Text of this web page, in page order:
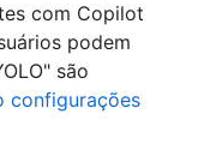
com Copilot
podem
são
configurações